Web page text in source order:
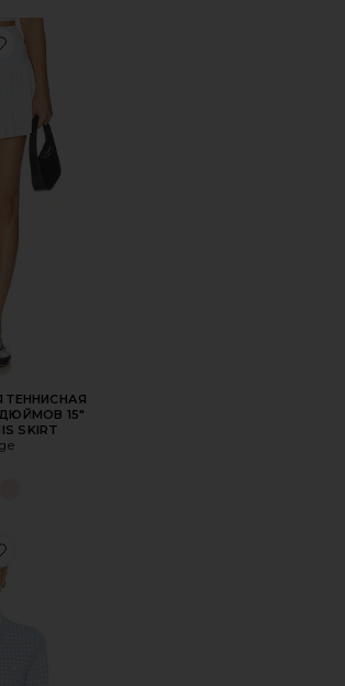
ПЛИССИРОВАННАЯ ТЕННИСНАЯ ЮБКА
ТЕННИСНАЯ
15"
SKIRT
ТОП С ДЛИННЫМ РУКАВОМ DAISY